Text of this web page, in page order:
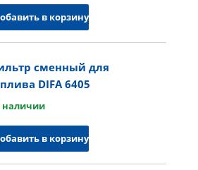
в корзину
сменный для
DIFA 6405
наличии
в корзину